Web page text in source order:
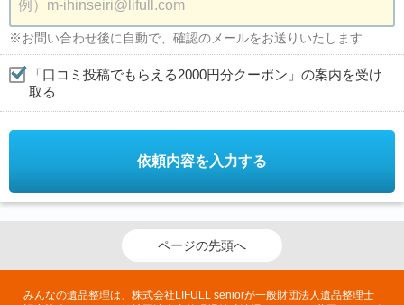
※お問い合わせ後に自動で、確認のメールをお送りいたします
「口コミ投稿でもらえる2000円分クーポン」の案内を受け
取る
依頼内容を入力する
ページの先頭へ
みんなの遺品整理は、株式会社LIFULL seniorが一般財団法人遺品整理士